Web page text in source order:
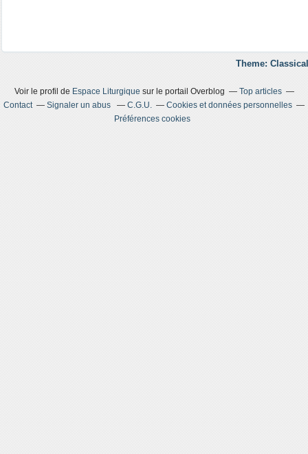
Theme:
Voir le profil de Espace Liturgiquesur le portail Overblog
Top articles
Contact
Signaler un abus C.G.U.
Cookies et données personnelles
Préférences cookies